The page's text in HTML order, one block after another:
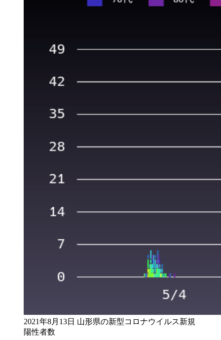
2021年8月13日 山形県の新型コロナウイルス新規
陽性者数